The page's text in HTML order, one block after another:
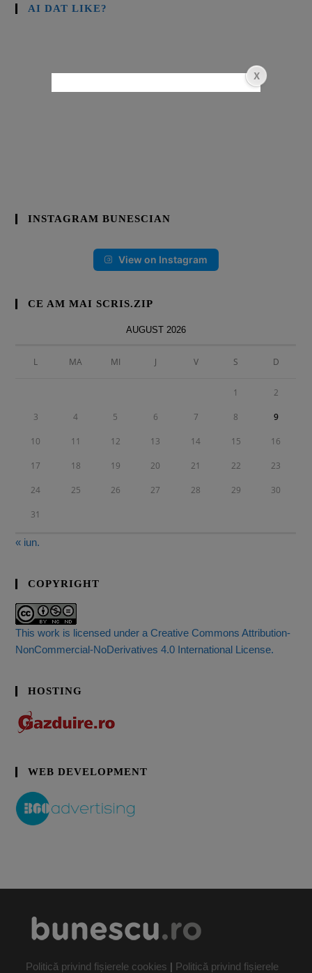
AI DAT LIKE?
INSTAGRAM BUNESCIAN
View on Instagram
CE AM MAI SCRIS.ZIP
AUGUST 2026
L MA MI J V S D
1 2
3 4 5 6 7 8 9
10 11 12 13 14 15 16
17 18 19 20 21 22 23
24 25 26 27 28 29 30
31
« iun.
COPYRIGHT
This work is licensed under a Creative Commons Attribution-
NonCommercial-NoDerivatives 4.0 International License.
HOSTING
WEB DEVELOPMENT
Politică privind fișierele cookies | Politică privind fișierele